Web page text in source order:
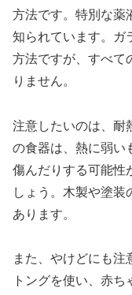
方法です。特別な薬
知られています。ガ
方法ですが、すべて
りません。
注意したいのは、耐
の食器は、熱に弱い
傷んだりする可能性
しょう。木製や塗装
あります。
また、やけどにも注
トングを使い、赤